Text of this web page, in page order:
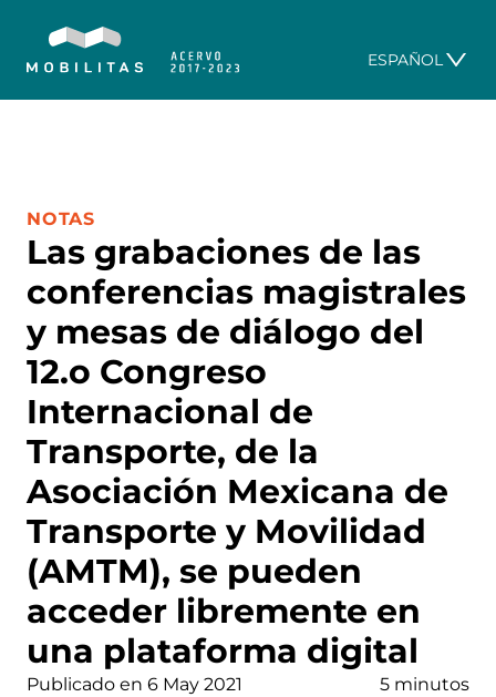
ESPAÑOL
Las grabaciones de las
conferencias magistrales
y mesas de diálogo del
12.o Congreso
Internacional de
Transporte, de la
Asociación Mexicana de
Transporte y Movilidad
(AMTM), se pueden
acceder libremente en
una plataforma digital
CATEGORÍA:
NOTAS
Publicado en 6 May 2021 5 minutos